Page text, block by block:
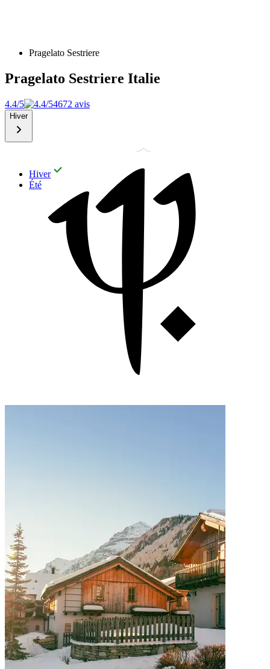
Pragelato Sestriere
Pragelato Sestriere Italie
4.4/5 4672 avis
Hiver
Hiver
Été